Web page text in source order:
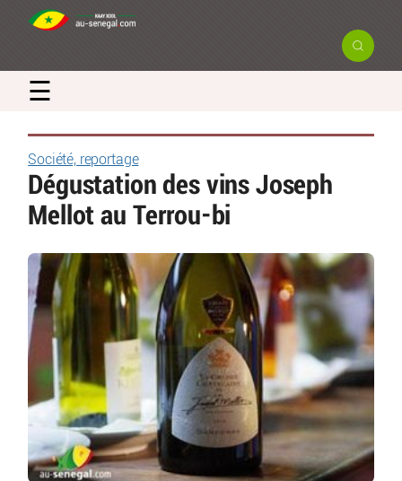
☰
Société, reportage
Dégustation des vins Joseph
Mellot au Terrou-bi